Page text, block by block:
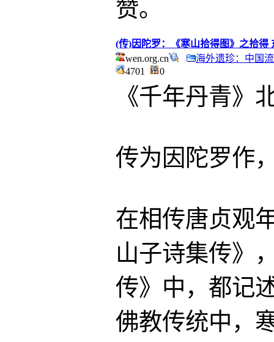
赞。
(传)因陀罗：《寒山拾得图》之拾得
wen.org.cn
海外遗珍：中国
4701
0
《千年丹青》
传为因陀罗作
在相传唐贞观
山子诗集传》
传》中，都记
佛教传统中，